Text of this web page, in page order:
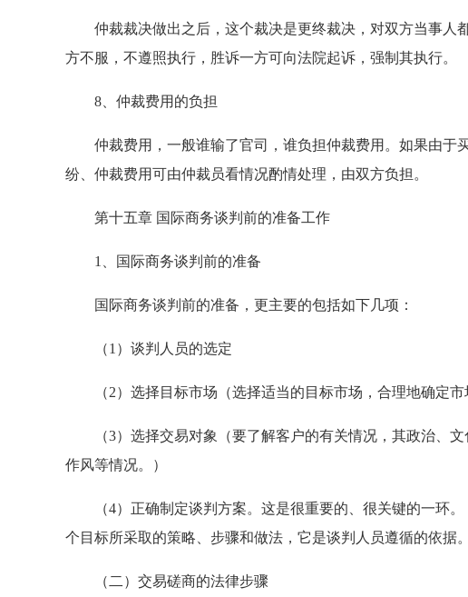
仲裁裁决做出之后，这个裁决是更终裁决，对双方当事人
方不服，不遵照执行，胜诉一方可向法院起诉，强制其执行。
8、仲裁费用的负担
仲裁费用，一般谁输了官司，谁负担仲裁费用。如果由于
纷、仲裁费用可由仲裁员看情况酌情处理，由双方负担。
第十五章 国际商务谈判前的准备工作
1、国际商务谈判前的准备
国际商务谈判前的准备，更主要的包括如下几项：
（1）谈判人员的选定
（2）选择目标市场（选择适当的目标市场，合理地确定市
（3）选择交易对象（要了解客户的有关情况，其政治、文
作风等情况。）
（4）正确制定谈判方案。这是很重要的、很关键的一环。
个目标所采取的策略、步骤和做法，它是谈判人员遵循的依据。
（二）交易磋商的法律步骤